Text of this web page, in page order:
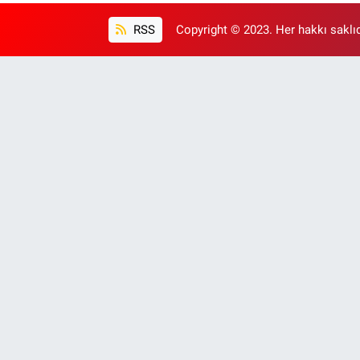
RSS Copyright © 2023. Her hakkı